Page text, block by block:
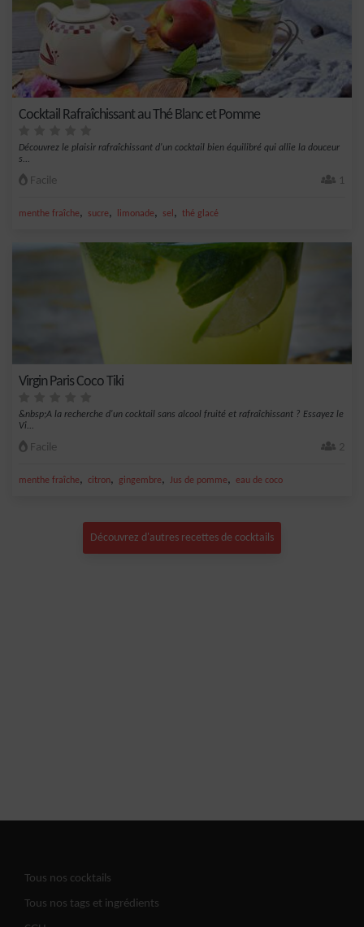
Cocktail Rafraîchissant au Thé Blanc et Pomme
Découvrez le plaisir rafraîchissant d'un cocktail bien équilibré qui allie la douceur
s...
Facile 1
menthe fraîche, sucre, limonade, sel , thé glacé
Virgin Paris Coco Tiki
&nbsp;A la recherche d'un cocktail sans alcool fruité et rafraîchissant ? Essayez le
Vi...
Facile 2
menthe fraîche, citron, gingembre, Jus de pomme, eau de coco
Découvrez d'autres recettes de cocktails
Tous nos cocktails
Tous nos tags et ingrédients